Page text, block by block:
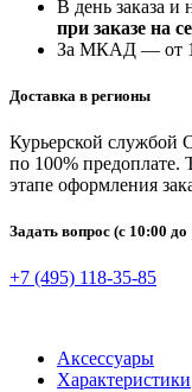
В день заказа и
при заказе на
За МКАД — от
Доставка в регионы
Курьерской службой
по 100% предоплате.
этапе оформления
Задать вопрос (с 10:00 до
+7 (495) 118-35-85
Аксессуары
Характеристики